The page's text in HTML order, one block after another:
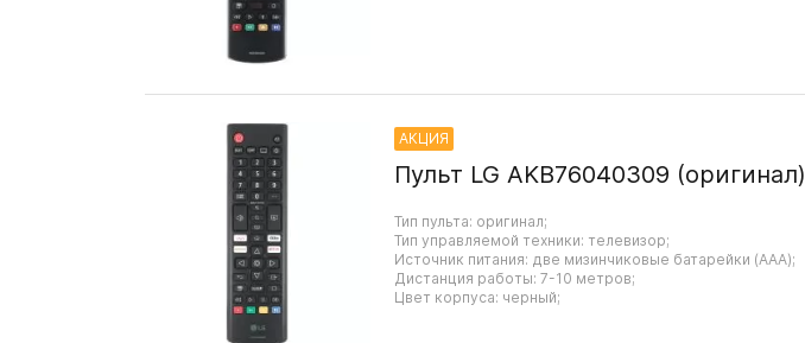
АКЦИЯ
Пульт LG AKB76040309 (оригинал)
Тип пульта: оригинал;
Тип управляемой техники: телевизор;
Источник питания: две мизинчиковые батарейки (AAA);
Дистанция работы: 7-10 метров;
Цвет корпуса: черный;